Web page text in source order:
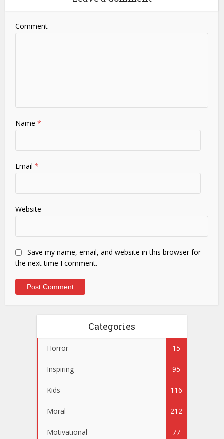
Comment
Name*
Email*
Website
Save my name, email, and website in this browser for
the next time I comment.
Categories
Horror 15
Inspiring 95
Kids 116
Moral 212
Motivational 77